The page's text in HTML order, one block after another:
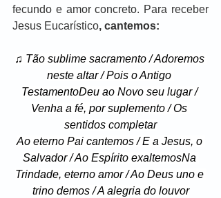
fecundo e amor concreto. Para receber
Jesus Eucarístico, cantemos:
♫ Tão sublime sacramento / Adoremos
neste altar / Pois o Antigo
TestamentoDeu ao Novo seu lugar /
Venha a fé, por suplemento / Os
sentidos completar
Ao eterno Pai cantemos / E a Jesus, o
Salvador / Ao Espírito exaltemosNa
Trindade, eterno amor / Ao Deus uno e
trino demos / A alegria do louvor